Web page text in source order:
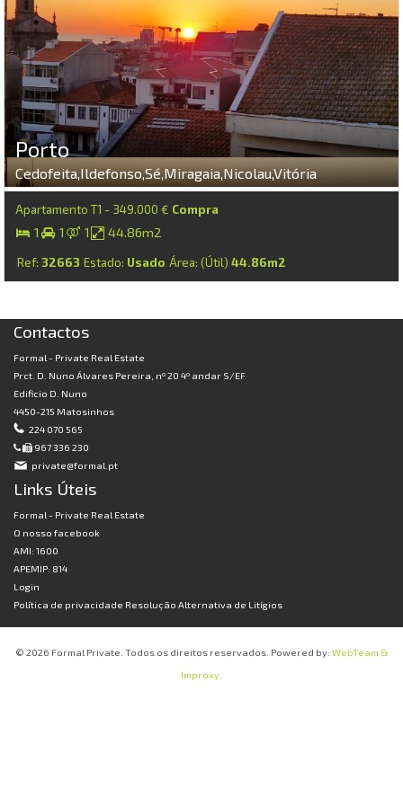
Porto
Cedofeita,Ildefonso,Sé,Miragaia,Nicolau,Vitória
Apartamento T1 - 349.000 € Compra
1 1 1 44.86m2
Ref: 32663 Estado: Usado Área: (Útil) 44.86m2
Contactos
Formal - Private Real Estate
Prct. D. Nuno Álvares Pereira, nº 20 4º andar S/EF
Edificio D. Nuno
4450-215 Matosinhos
224 070 565
967 336 230
private@formal.pt
Links Úteis
Formal - Private Real Estate
O nosso facebook
AMI: 1600
APEMIP: 814
Login
Política de privacidade Resolução Alternativa de Litígios
© 2026 Formal Private. Todos os direitos reservados. Powered by: WebTeam &
Improxy